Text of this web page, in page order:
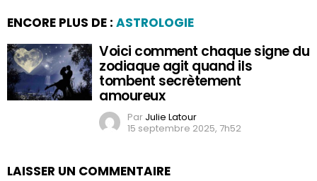
ENCORE PLUS DE : ASTROLOGIE
Voici comment chaque signe du
zodiaque agit quand ils
tombent secrètement
amoureux
Par Julie Latour
15 septembre 2025, 7h52
LAISSER UN COMMENTAIRE